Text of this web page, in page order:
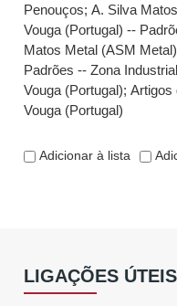
Penouços;A. Silva
Vouga (Portugal) --
Matos Metal (ASM
Padrões -- Zona Industrial
Vouga (Portugal);Artigos
Vouga (Portugal)
Adicionar à lista
LIGAÇÕES ÚTEIS